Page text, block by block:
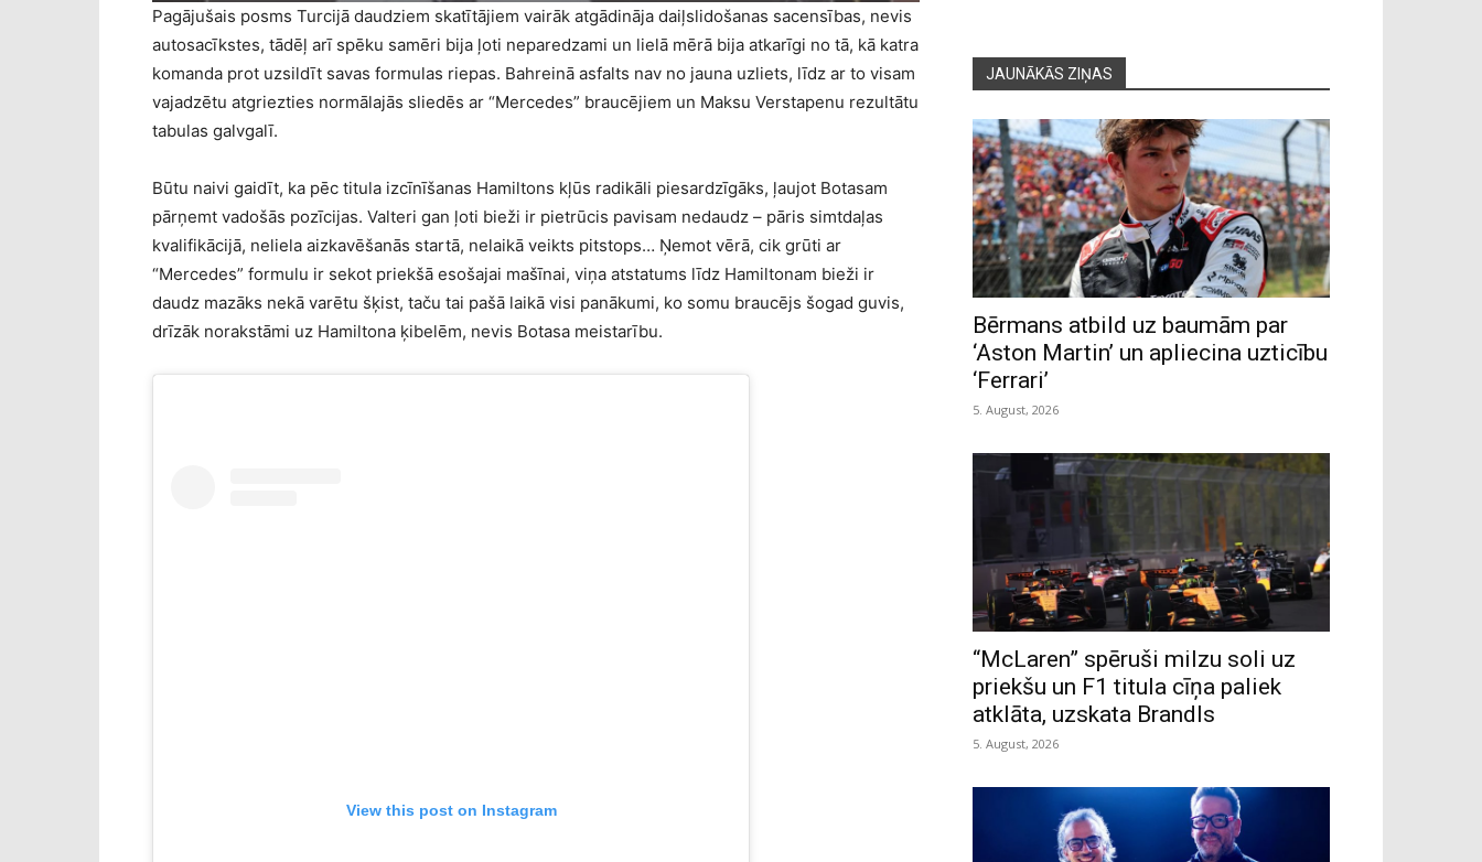
Pagājušais posms Turcijā daudziem skatītājiem vairāk atgādināja daiļslidošanas sacensības, nevis
autosacīkstes, tādēļ arī spēku samēri bija ļoti neparedzami un lielā mērā bija atkarīgi no tā, kā katra
komanda prot uzsildīt savas formulas riepas. Bahreinā asfalts nav no jauna uzliets, līdz ar to visam
vajadzētu atgriezties normālajās sliedēs ar “Mercedes” braucējiem un Maksu Verstapenu rezultātu
tabulas galvgalī.
Būtu naivi gaidīt, ka pēc titula izcīnīšanas Hamiltons kļūs radikāli piesardzīgāks, ļaujot Botasam
pārņemt vadošās pozīcijas. Valteri gan ļoti bieži ir pietrūcis pavisam nedaudz – pāris simtdaļas
kvalifikācijā, neliela aizkavēšanās startā, nelaikā veikts pitstops… Ņemot vērā, cik grūti ar
“Mercedes” formulu ir sekot priekšā esošajai mašīnai, viņa atstatums līdz Hamiltonam bieži ir
daudz mazāks nekā varētu šķist, taču tai pašā laikā visi panākumi, ko somu braucējs šogad guvis,
drīzāk norakstāmi uz Hamiltona ķibelēm, nevis Botasa meistarību.
View this post on Instagram
JAUNĀKĀS ZIŅAS
Bērmans atbild uz baumām par
‘Aston Martin’ un apliecina uzticību
‘Ferrari’
5. August, 2026
“McLaren” spēruši milzu soli uz
priekšu un F1 titula cīņa paliek
atklāta, uzskata Brandls
5. August, 2026